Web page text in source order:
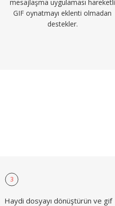
mesajlaşma uygulaması hareketli
GIF oynatmayı eklenti olmadan
destekler.
3
Haydi dosyayı dönüştürün ve gif